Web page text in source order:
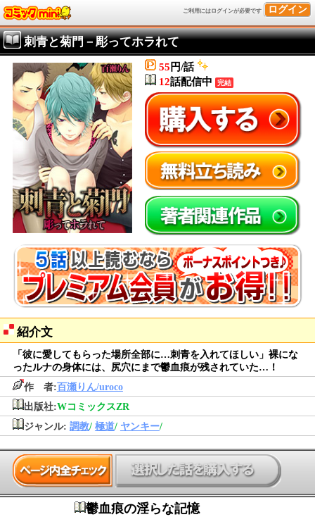
ログイン
ご利用にはログインが必要です
刺青と菊門－彫ってホラれて
55 円/話
12話配信中 完結
紹介文
「彼に愛してもらった場所全部に…刺青を入れてほしい」裸にな
ったルナの身体には、尻穴にまで鬱血痕が残されていた…！
作 者: 百瀬りん/uroco
出版社:WコミックスZR
ジャンル: 調教/ 極道/ ヤンキー/
鬱血痕の淫らな記憶